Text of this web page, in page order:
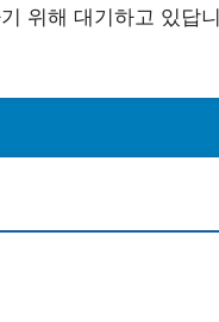
위해 대기하고 있답니